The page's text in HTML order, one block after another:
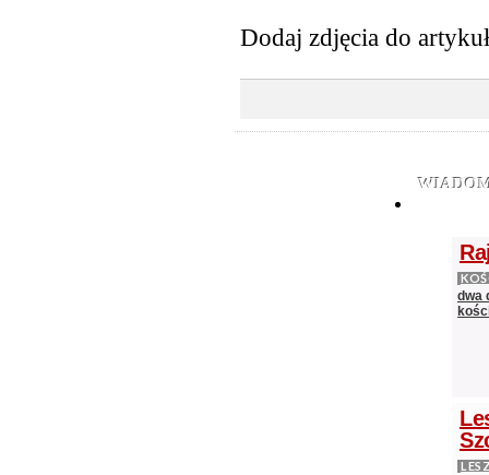
Dodaj zdjęcia do
dwa